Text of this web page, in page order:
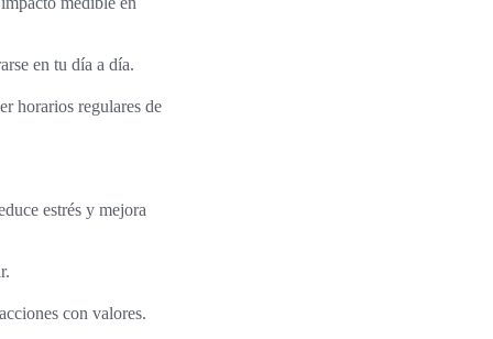
en tu día a día.
horarios regulares de
estrés y mejora
con valores.